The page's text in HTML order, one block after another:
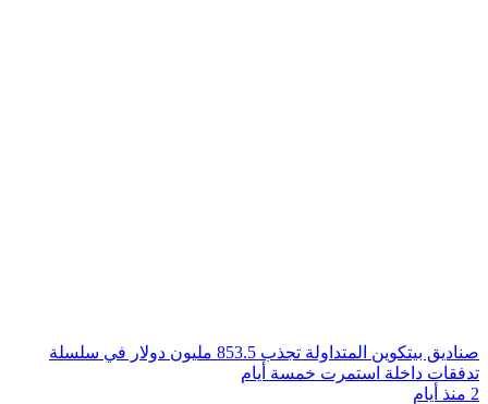
صناديق بيتكوين المتداولة تجذب 853.5 مليون دولار في سلسلة
تدفقات داخلة استمرت خمسة أيام
2 منذ أيام